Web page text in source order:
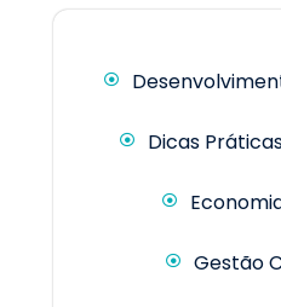
Dicas
Gestão